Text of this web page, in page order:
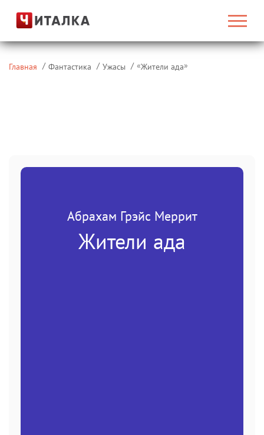
Главная Фантастика Ужасы «Жители ада»
Абрахам Грэйс Меррит
Жители ада